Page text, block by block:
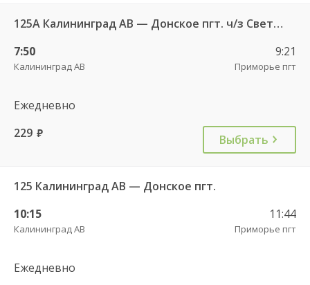
125А Калининград АВ — Донское пгт. ч/з Светлогорск г.
7:50
Калининград АВ
9:21
Приморье пгт
Ежедневно
229 руб. Выбрать
125 Калининград АВ — Донское пгт.
10:15
Калининград АВ
11:44
Приморье пгт
Ежедневно